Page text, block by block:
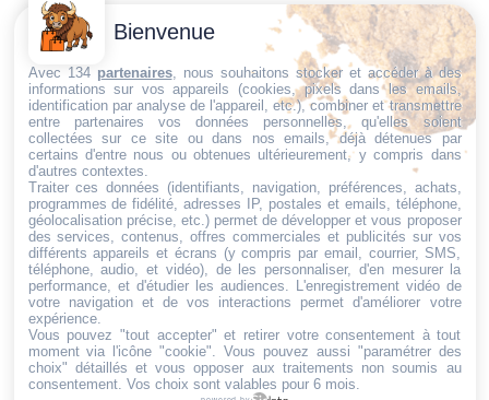
Trouvez ce qu'il vous faut,
au bon endroit
Conditions
générales
de vente
Politique de
cookies
Politique de
confidentialité
Mentions
légales
Conditions de
retour et de
remboursement
Droit de
rétractation
Contactez-
Nous
Email:
dt@sasbms.fr
Bienvenue
Avec 134 partenaires, nous souhaitons stocker et accéder à des
informations sur vos appareils (cookies, pixels dans les emails,
identification par analyse de l'appareil, etc.), combiner et transmettre
entre partenaires vos données personnelles, qu'elles soient
collectées sur ce site ou dans nos emails, déjà détenues par
certains d'entre nous ou obtenues ultérieurement, y compris dans
d'autres contextes.
Traiter ces données (identifiants, navigation, préférences, achats,
programmes de fidélité, adresses IP, postales et emails, téléphone,
géolocalisation précise, etc.) permet de développer et vous proposer
des services, contenus, offres commerciales et publicités sur vos
différents appareils et écrans (y compris par email, courrier, SMS,
téléphone, audio, et vidéo), de les personnaliser, d'en mesurer la
performance, et d'étudier les audiences. L'enregistrement vidéo de
votre navigation et de vos interactions permet d'améliorer votre
expérience.
Vous pouvez "tout accepter" et retirer votre consentement à tout
moment via l'icône "cookie" . Vous pouvez aussi "paramétrer des
choix" détaillés et vous opposer aux traitements non soumis au
consentement. Vos choix sont valables pour 6 mois.